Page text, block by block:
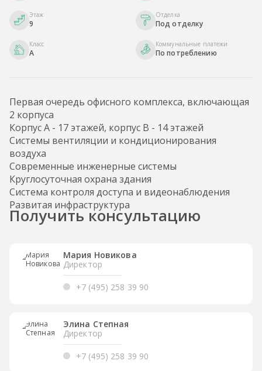
Этаж
9
Отделка
Под отделку
Класс
A
Коммунальные платежи
По потреблению
Первая очередь офисного комплекса, включающая
2 корпуса
Корпус А - 17 этажей, корпус B - 14 этажей
Системы вентиляции и кондиционирования
воздуха
Современные инженерные системы
Круглосуточная охрана здания
Cистема контроля доступа и видеонаблюдения
Развитая инфраструктура
Получить консультацию
Мария Новикова
Директор
+7 (495) 258 39 90
Элина Степная
Директор
+7 (495) 258 39 90